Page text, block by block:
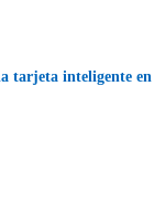
tarjeta inteligente en